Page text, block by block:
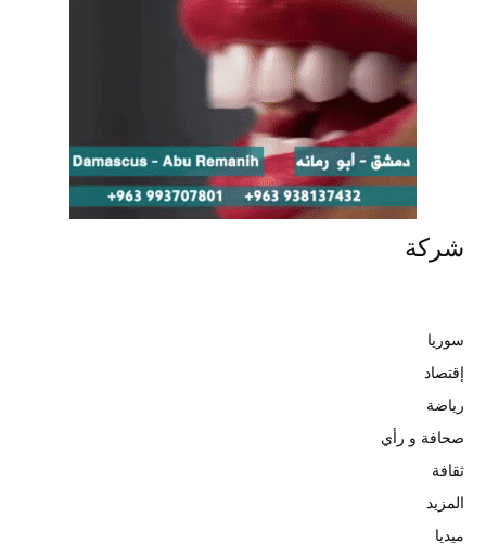
شركة
سوريا
إقتصاد
رياضة
صحافة و رأي
ثقافة
المزيد
ميديا